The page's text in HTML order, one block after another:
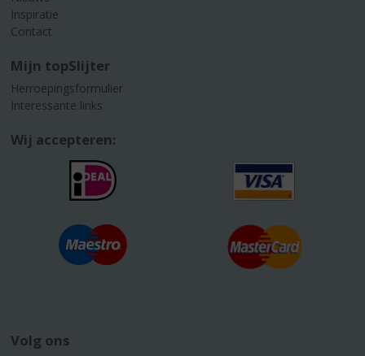
Inspiratie
Contact
Mijn topSlijter
Herroepingsformulier
Interessante links
Wij accepteren:
Volg ons